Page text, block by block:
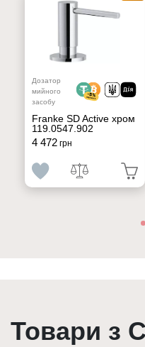
Дозатор
мийного
засобу
Franke SD Active хром
119.0547.902
4 472грн
Товари з